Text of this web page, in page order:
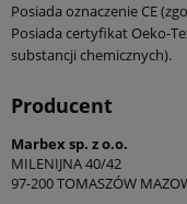
Posiada oznaczenie CE
Posiada certyfikat Oeko-
substancji chemicznych).
Producent
Marbex sp. z o.o.
MILENIJNA 40/42
97-200 TOMASZÓW